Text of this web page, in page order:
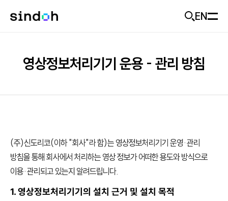
EN
미래비전
기업소식
ESG
두잉
솔루션 소개
솔루션 제품
제품
고객지원
D470 추천 신도랑
영상정보처리기기 운용 - 관리 방침
(주)신도리코(이하 "회사"라 함)는 영상정보처리기기 운영·관리
방침을 통해 회사에서 처리하는 영상 정보가 어떠한 용도와 방식으로
이용·관리되고 있는지 알려드립니다.
1. 영상정보처리기기의 설치 근거 및 설치 목적